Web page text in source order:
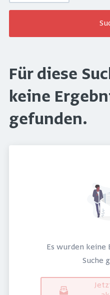
Für diese
keine
gefunden.
Es wurden keine
Suche